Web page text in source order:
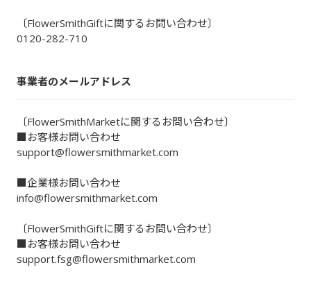
〔FlowerSmithGiftに関するお問い合わせ〕
0120-282-710
事業者のメールアドレス
〔FlowerSmithMarketに関するお問い合わせ〕
■お客様お問い合わせ
support@flowersmithmarket.com
■企業様お問い合わせ
info@flowersmithmarket.com
〔FlowerSmithGiftに関するお問い合わせ〕
■お客様お問い合わせ
support.fsg@flowersmithmarket.com